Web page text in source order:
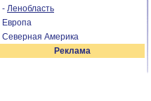
- Ленобласть
Европа
Северная Америка
Реклама